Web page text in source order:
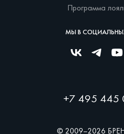
Программа
МЫ В
+7 495 445
© 2009–2026